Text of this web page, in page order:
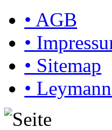
• AGB
•
• Sitemap
•